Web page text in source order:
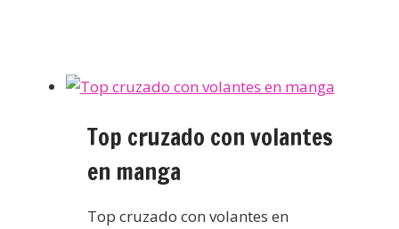
Top cruzado con volantes
en manga
Top cruzado con volantes en